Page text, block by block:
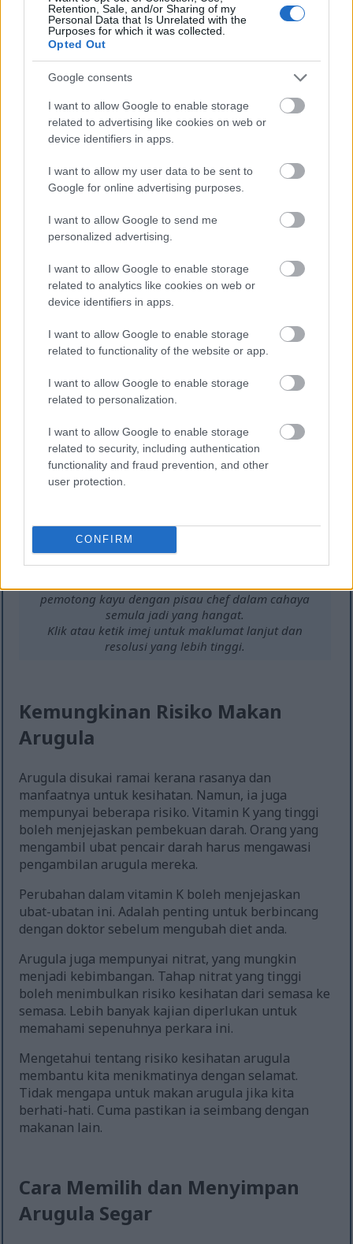
Retention, Sale, and/or Sharing of my
Personal Data that Is Unrelated with the
Purposes for which it was collected.
Opted Out
Google consents
I want to allow Google to enable storage
related to advertising like cookies on web or
device identifiers in apps.
I want to allow my user data to be sent to
Google for online advertising purposes.
I want to allow Google to send me
personalized advertising.
I want to allow Google to enable storage
related to analytics like cookies on web or
device identifiers in apps.
I want to allow Google to enable storage
related to functionality of the website or app.
I want to allow Google to enable storage
related to personalization.
I want to allow Google to enable storage
related to security, including authentication
functionality and fraud prevention, and other
user protection.
CONFIRM
Mulakan dengan salad, di mana arugula boleh
menjadi tarikan utama atau dicampur dengan
sayur-sayuran lain. Tambahkannya ke dalam
sandwic atau balutan untuk kelainan yang rangup
dan berperisa. Cuba arugula, tomato ceri dan ayam
yang berkhasiat dan lazat.
Untuk meningkatkan manfaat kesihatan arugula,
C. Buah sitrus, lada benggala atau tomato bukan
sahaja rasanya sedap digabungkan tetapi juga
lebih baik. Cara ini boleh menjadikan makanan
anda lebih sihat.
Buat minuman yang menyegarkan dengan
mencampurkan arugula ke dalam smoothie.
Kepahitannya yang sedikit sesuai digandingkan
dengan buah-buahan, menambahkan nutrien ke
dalam minuman anda. Menambah arugula ke dalam
diet anda adalah mudah dan menyeronokkan,
membolehkan anda menemui rasa baharu.
pemotong kayu dengan pisau chef dalam cahaya
semula jadi yang hangat.
Klik atau ketik imej untuk maklumat lanjut dan
resolusi yang lebih tinggi.
Kemungkinan Risiko Makan
Arugula
Arugula disukai ramai kerana rasanya dan
manfaatnya untuk kesihatan. Namun, ia juga
mempunyai beberapa risiko. Vitamin K yang tinggi
boleh menjejaskan pembekuan darah. Orang yang
mengambil ubat pencair darah harus mengawasi
pengambilan arugula mereka.
Perubahan dalam vitamin K boleh menjejaskan
ubat-ubatan ini. Adalah penting untuk berbincang
dengan doktor sebelum mengubah diet anda.
Arugula juga mempunyai nitrat, yang mungkin
menjadi kebimbangan. Tahap nitrat yang tinggi
boleh menimbulkan risiko kesihatan dari semasa ke
semasa. Lebih banyak kajian diperlukan untuk
memahami sepenuhnya perkara ini.
Mengetahui tentang risiko kesihatan arugula
membantu kita menikmatinya dengan selamat.
Tidak mengapa untuk makan arugula jika kita
berhati-hati. Cuma pastikan ia seimbang dengan
makanan lain.
Cara Memilih dan Menyimpan
Arugula Segar